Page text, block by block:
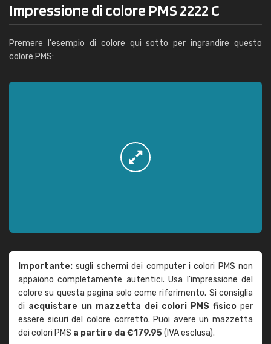
Impressione di colore PMS 2222 C
Premere l'esempio di colore qui sotto per ingrandire questo
colore PMS:
Importante: sugli schermi dei computer i colori PMS non
appaiono completamente autentici. Usa l'impressione del
colore su questa pagina solo come riferimento. Si consiglia
di acquistare un mazzetta dei colori PMS fisico per
essere sicuri del colore corretto. Puoi avere un mazzetta
dei colori PMS a partire da €179,95(IVA esclusa).